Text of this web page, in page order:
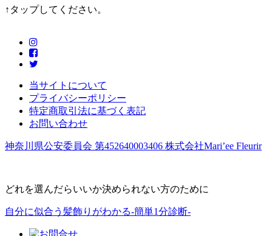
↑タップしてください。
当サイトについて
プライバシーポリシー
特定商取引法に基づく表記
お問い合わせ
神奈川県公安委員会 第452640003406 株式会社Mari’ee Fleurir
どれを選んだらいいか決められない方のために
自分に似合う髪飾りがわかる-簡単1分診断-